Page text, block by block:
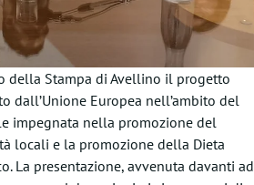
della Stampa di Avellino il progetto
dall’Unione Europea nell’ambito del
impegnata nella promozione del
locali e la promozione della Dieta
La presentazione, avvenuta davanti ad